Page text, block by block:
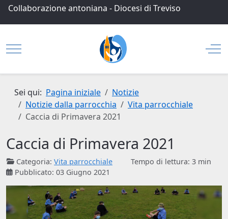
Collaborazione antoniana - Diocesi di Treviso
Mobile Menu Toggle
Sei qui: Pagina iniziale
Notizie
Notizie dalla parrocchia
Vita parrocchiale
Caccia di Primavera 2021
Caccia di Primavera 2021
Categoria: Vita parrocchiale
Tempo di lettura: 3 min
Pubblicato: 03 Giugno 2021